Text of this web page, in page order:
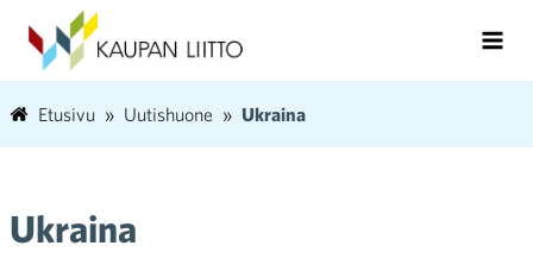
Etusivu Uutishuone Ukraina
Ukraina